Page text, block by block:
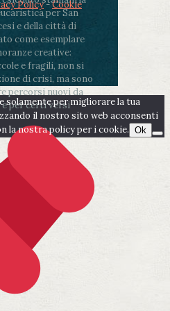
per San
e della città di
come esemplare
creative:
e fragili, non si
di crisi, ma sono
percorsi nuovi da
per certi versi
Policy-Cookie
solamente per migliorare la tua
il nostro sito web acconsenti
la nostra policy per i cookie. Ok